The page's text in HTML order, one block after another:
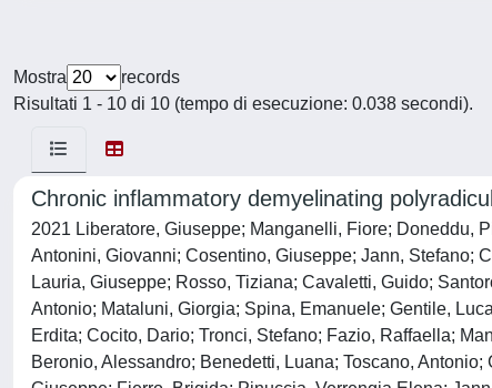
Mostra
records
Risultati 1 - 10 di 10 (tempo di esecuzione: 0.038 secondi).
Chronic inflammatory demyelinating
2021 Liberatore, Giuseppe; Manganelli, Fiore; Doneddu,
Antonini, Giovanni; Cosentino, Giuseppe; Jann, Stefano;
Lauria, Giuseppe; Rosso, Tiziana; Cavaletti, Guido;
Antonio; Mataluni, Giorgia; Spina, Emanuele; Gentile,
Erdita; Cocito, Dario; Tronci, Stefano; Fazio, Raffaella;
Beronio, Alessandro; Benedetti, Luana; Toscano,